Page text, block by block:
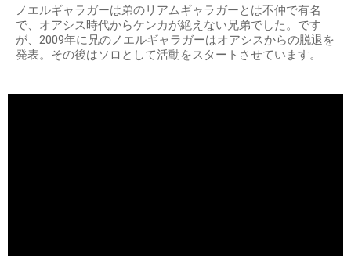
ノエルギャラガーは弟のリアムギャラガーとは不仲で有名
で、オアシス時代からケンカが絶えない兄弟でした。です
が、2009年に兄のノエルギャラガーはオアシスからの脱退を
発表。その後はソロとして活動をスタートさせています。